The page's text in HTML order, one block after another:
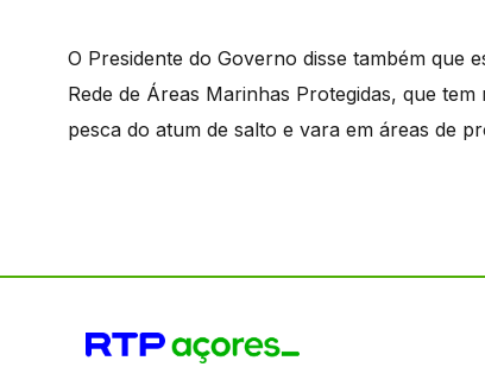
O Presidente do Governo disse também que
Rede de Áreas Marinhas Protegidas, que
pesca do atum de salto e vara em áreas de